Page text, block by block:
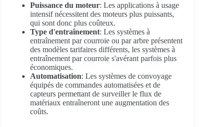
Puissance du moteur: Les applications à usage
intensif nécessitent des moteurs plus puissants,
qui sont donc plus coûteux.
Type d'entraînement: Les systèmes à
entraînement par courroie ou par arbre présentent
des modèles tarifaires différents, les systèmes à
entraînement par courroie s'avérant parfois plus
économiques.
Automatisation: Les systèmes de convoyage
équipés de commandes automatisées et de
capteurs permettant de surveiller le flux de
matériaux entraîneront une augmentation des
coûts.